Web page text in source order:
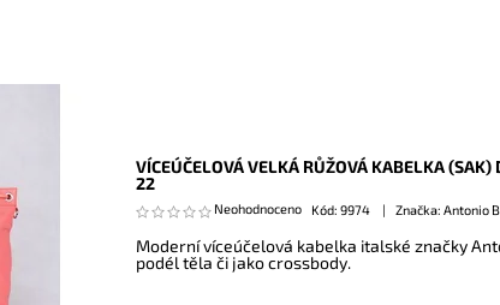
VÍCEÚČELOVÁ VELKÁ RŮŽOVÁ KABELKA
22
Neohodnoceno Kód: 9974 Značka: Antonio
Moderní víceúčelová kabelka italské značky
podél těla či jako crossbody.